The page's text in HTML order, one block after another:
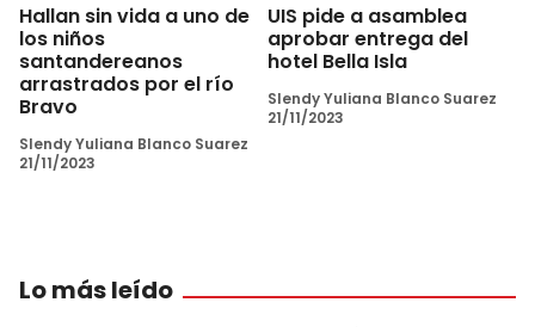
Hallan sin vida a uno de
los niños
santandereanos
arrastrados por el río
Bravo
Slendy Yuliana Blanco Suarez
21/11/2023
UIS pide a asamblea
aprobar entrega del
hotel Bella Isla
Slendy Yuliana Blanco Suarez
21/11/2023
Lo más leído